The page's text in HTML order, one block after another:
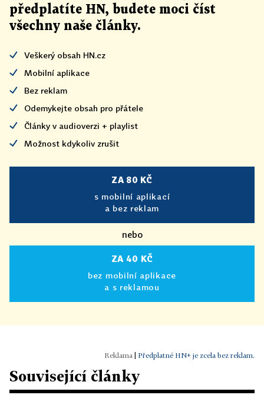
předplatíte HN, budete moci číst
všechny naše články.
Veškerý obsah HN.cz
Mobilní aplikace
Bez reklam
Odemykejte obsah pro přátele
Články v audioverzi + playlist
Možnost kdykoliv zrušit
ZA 80 KČ
s mobilní aplikací
a bez reklam
nebo
ZA 40 KČ
bez mobilní aplikace
a s reklamou
Předplatné HN+ je zcela bez reklam.
Související články